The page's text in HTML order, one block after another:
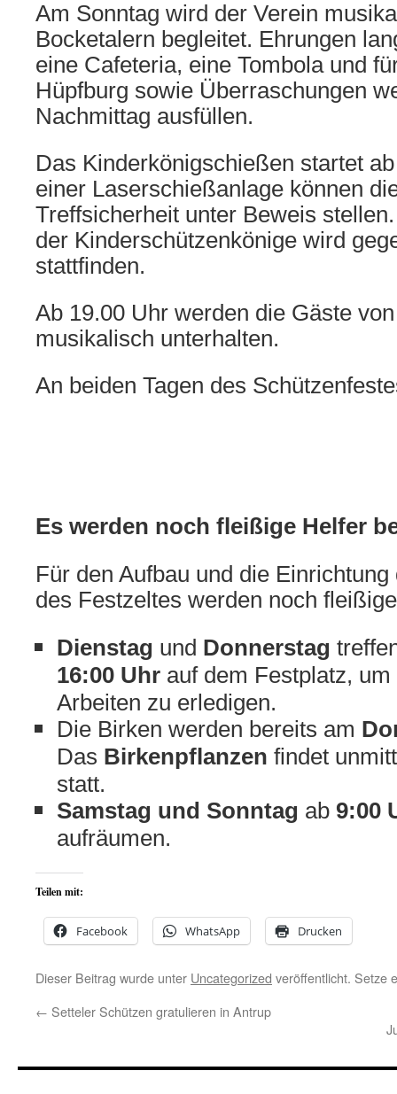
Am Sonntag wird der Verein
Bocketalern begleitet. Ehrungen
eine Cafeteria, eine Tombola und
Hüpfburg sowie Überraschungen
Nachmittag ausfüllen.
Das Kinderkönigschießen startet
einer Laserschießanlage können
Treffsicherheit unter Beweis
der Kinderschützenkönige wird
stattfinden.
Ab 19.00 Uhr werden die Gäste
musikalisch unterhalten.
An beiden Tagen des
Es werden noch fleißige Helfer
Für den Aufbau und die
des Festzeltes werden noch
Dienstag und Donnerstag
16:00 Uhr auf dem Festplatz,
Arbeiten zu erledigen.
Die Birken werden bereits am
Das Birkenpflanzen findet
statt.
Samstag und Sonntag ab 9:00
aufräumen.
Teilen mit:
Facebook WhatsApp Drucken
Dieser Beitrag wurde unter Uncategorized veröffentlicht. Setze
← Setteler Schützen gratulieren in Antrup